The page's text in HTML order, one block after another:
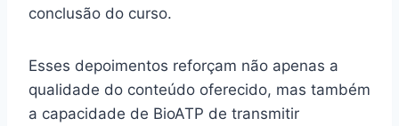
conclusão do curso.
Esses depoimentos reforçam não apenas a
qualidade do conteúdo oferecido, mas também
a capacidade de BioATP de transmitir